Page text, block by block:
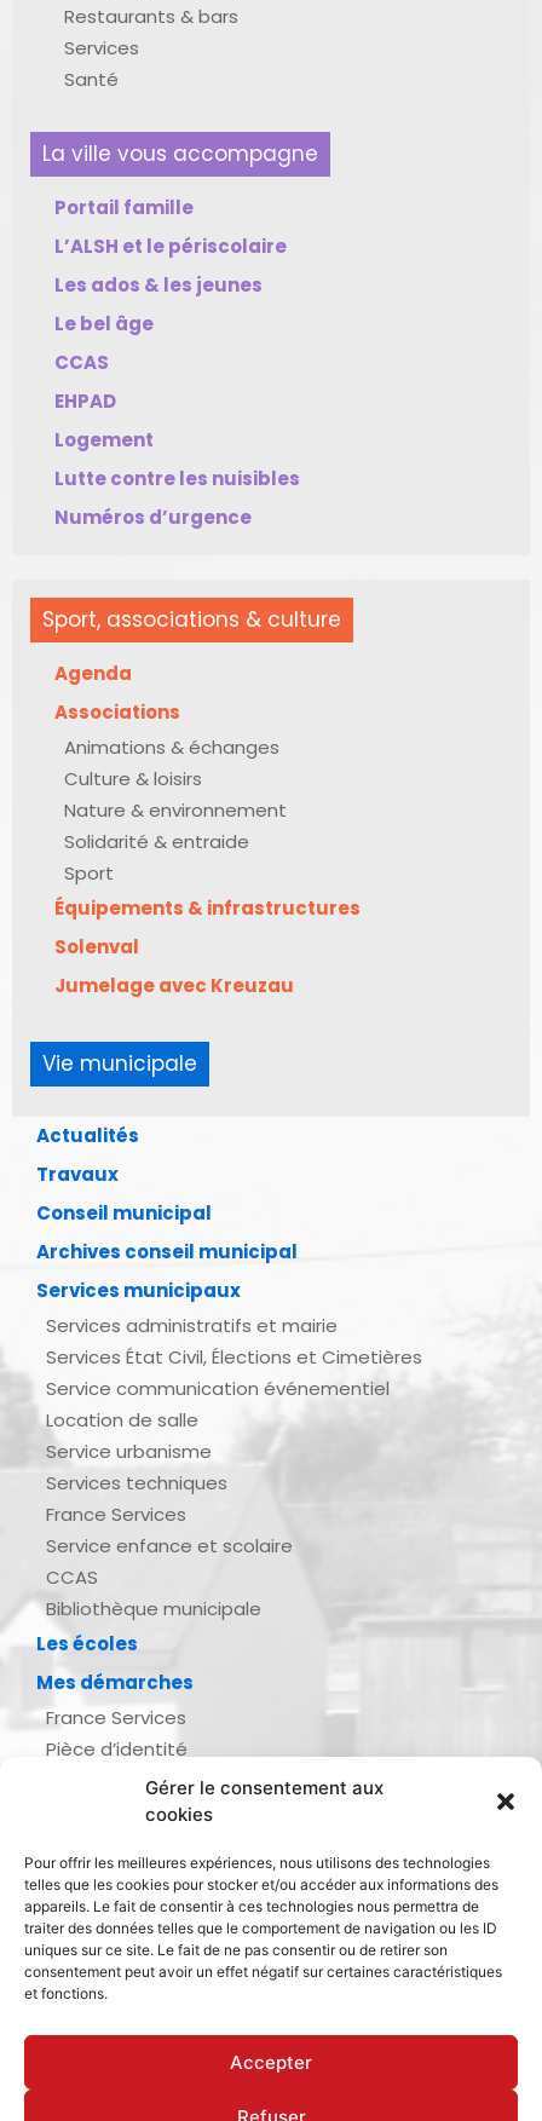
Gérer le consentement aux
cookies
Pour offrir les meilleures expériences, nous utilisons des technologies
telles que les cookies pour stocker et/ou accéder aux informations des
appareils. Le fait de consentir à ces technologies nous permettra de
traiter des données telles que le comportement de navigation ou les ID
uniques sur ce site. Le fait de ne pas consentir ou de retirer son
consentement peut avoir un effet négatif sur certaines caractéristiques
et fonctions.
Accepter
Refuser
Restaurants & bars
Services
Santé
La ville vous accompagne
Portail famille
L’ALSH et le périscolaire
Les ados & les jeunes
Le bel âge
CCAS
EHPAD
Logement
Lutte contre les nuisibles
Numéros d’urgence
Sport, associations & culture
Agenda
Associations
Animations & échanges
Culture & loisirs
Nature & environnement
Solidarité & entraide
Sport
Équipements & infrastructures
Solenval
Jumelage avec Kreuzau
Vie municipale
Actualités
Travaux
Conseil municipal
Archives conseil municipal
Services municipaux
Services administratifs et mairie
Services État Civil, Élections et Cimetières
Service communication événementiel
Location de salle
Service urbanisme
Services techniques
France Services
Service enfance et scolaire
CCAS
Bibliothèque municipale
Les écoles
Mes démarches
France Services
Pièce d’identité
Demande d’actes d’état civil
Inscription listes électorales
Recensement militaire
Le journal de ma ville
Gestion des déchets